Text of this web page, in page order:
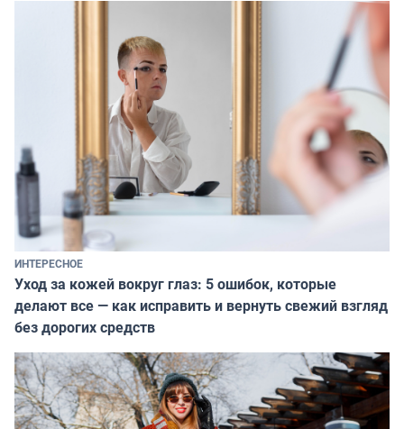
ИНТЕРЕСНОЕ
Уход за кожей вокруг глаз: 5 ошибок, которые
делают все — как исправить и вернуть свежий взгляд
без дорогих средств